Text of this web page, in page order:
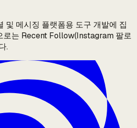
및 메시징 플랫폼용 도구 개발에 집
로는 Recent Follow(Instagram 팔로
.